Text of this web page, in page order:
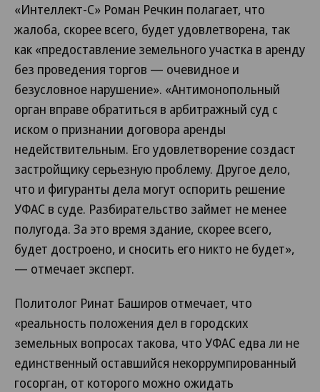
«Интеллект-С» Роман Речкин полагает, что
жалоба, скорее всего, будет удовлетворена, так
как «предоставление земельного участка в аренду
без проведения торгов — очевидное и
безусловное нарушение». «Антимонопольный
орган вправе обратиться в арбитражный суд с
иском о признании договора аренды
недействительным. Его удовлетворение создаст
застройщику серьезную проблему. Другое дело,
что и фигуранты дела могут оспорить решение
УФАС в суде. Разбирательство займет не менее
полугода. За это время здание, скорее всего,
будет достроено, и сносить его никто не будет»,
— отмечает эксперт.
Политолог Ринат Баширов отмечает, что
«реальность положения дел в городских
земельных вопросах такова, что УФАС едва ли не
единственный оставшийся некоррумпированный
госорган, от которого можно ожидать